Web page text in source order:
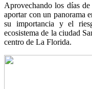
Aprovechando los días de
aportar con un panorama
su importancia y el
ecosistema de la ciudad
centro de La Florida.